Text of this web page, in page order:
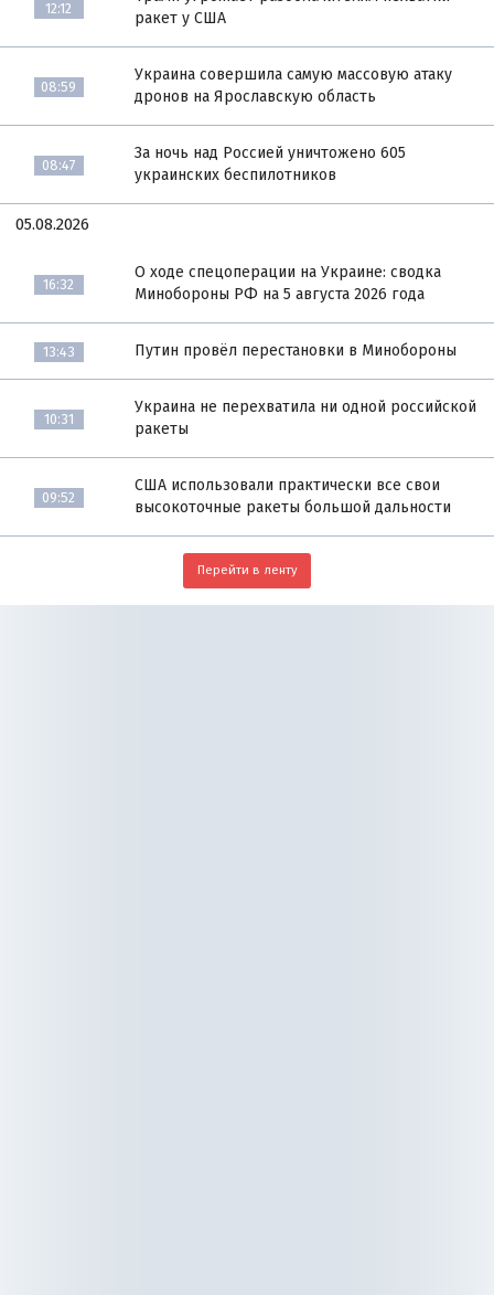
12:12
ракет у США
08:59
Украина совершила самую массовую атаку
дронов на Ярославскую область
08:47
За ночь над Россией уничтожено 605
украинских беспилотников
05.08.2026
16:32
О ходе спецоперации на Украине: сводка
Минобороны РФ на 5 августа 2026 года
13:43 Путин провёл перестановки в Минобороны
10:31
Украина не перехватила ни одной российской
ракеты
09:52
США использовали практически все свои
высокоточные ракеты большой дальности
Перейти в ленту